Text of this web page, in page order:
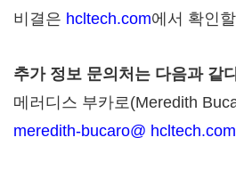
비결은 hcltech.com에서 확인
추가 정보 문의처는 다음과 같
메러디스 부카로(Meredith
meredith-bucaro@ hcltech.com